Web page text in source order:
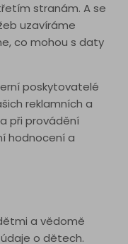
stranám. A se
uzavíráme
co mohou s daty
poskytovatelé
reklamních a
při provádění
hodnocení a
a vědomě
o dětech.